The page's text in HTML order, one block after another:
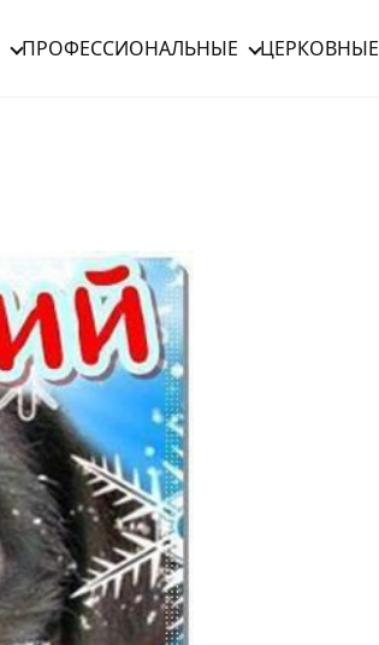
ПРОФЕССИОНАЛЬНЫЕ ЦЕРКОВНЫЕ